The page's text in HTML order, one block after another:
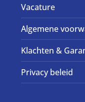
Vacature
Algemene
Klachten &
Privacy beleid